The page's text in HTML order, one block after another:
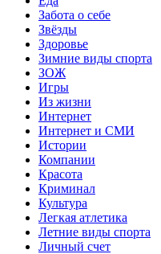
Забота о себе
Звёзды
Здоровье
Зимние виды спорта
ЗОЖ
Игры
Из жизни
Интернет
Интернет и СМИ
Истории
Компании
Красота
Криминал
Культура
Легкая атлетика
Летние виды спорта
Личный счет